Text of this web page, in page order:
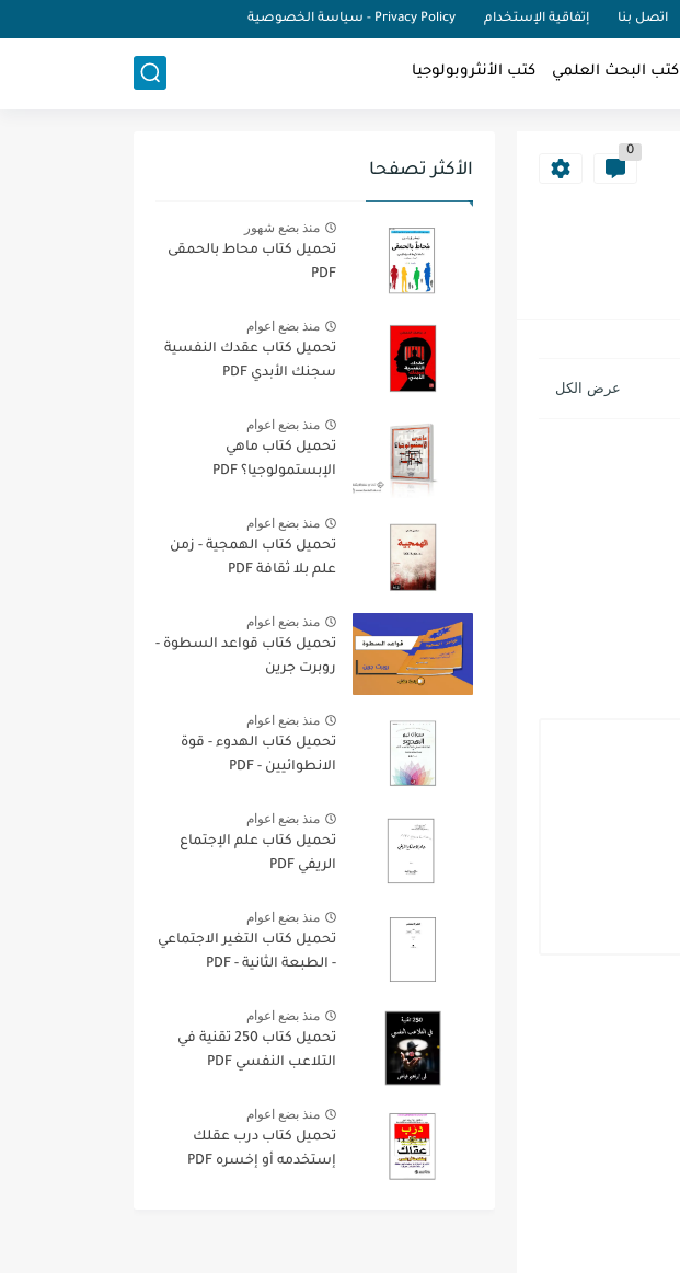
اتصل بنا إتفاقية الإستخدام Privacy Policy - سياسة الخصوصية
كتب البحث العلمي كتب الأنثروبولوجيا
0
الأكثر تصفحا
منذ بضع شهور
تحميل كتاب محاط بالحمقى
PDF
منذ بضع اعوام
تحميل كتاب عقدك النفسية
سجنك الأبدي PDF
منذ بضع اعوام
تحميل كتاب ماهي
الإبستمولوجيا؟ PDF
منذ بضع اعوام
تحميل كتاب الهمجية - زمن
علم بلا ثقافة PDF
منذ بضع اعوام
تحميل كتاب قواعد السطوة -
روبرت جرين
منذ بضع اعوام
تحميل كتاب الهدوء - قوة
الانطوائيين - PDF
منذ بضع اعوام
تحميل كتاب علم الإجتماع
الريفي PDF
منذ بضع اعوام
تحميل كتاب التغير الاجتماعي
- الطبعة الثانية - PDF
منذ بضع اعوام
تحميل كتاب 250 تقنية في
التلاعب النفسي PDF
منذ بضع اعوام
تحميل كتاب درب عقلك
إستخدمه أو إخسره PDF